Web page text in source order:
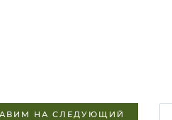
НА СЛЕДУЮЩИЙ